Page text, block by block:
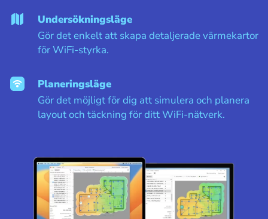
Undersökningsläge
Gör det enkelt att skapa detaljerade värmekartor
för WiFi-styrka.
Planeringsläge
Gör det möjligt för dig att simulera och planera
layout och täckning för ditt WiFi-nätverk.